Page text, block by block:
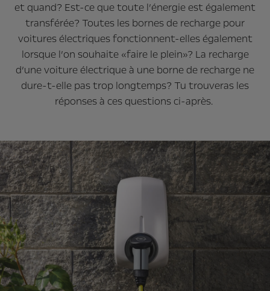
et quand? Est-ce que toute l’énergie est également
transférée? Toutes les bornes de recharge pour
voitures électriques fonctionnent-elles également
lorsque l’on souhaite «faire le plein»? La recharge
d’une voiture électrique à une borne de recharge ne
dure-t-elle pas trop longtemps? Tu trouveras les
réponses à ces questions ci-après.